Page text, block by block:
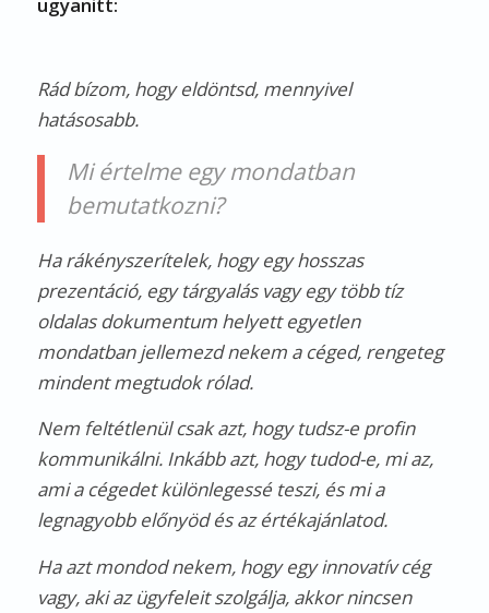
Rád bízom, hogy eldöntsd, mennyivel
hatásosabb.
Mi értelme egy mondatban
bemutatkozni?
Ha rákényszerítelek, hogy egy hosszas
prezentáció, egy tárgyalás vagy egy több tíz
oldalas dokumentum helyett egyetlen
mondatban jellemezd nekem a céged, rengeteg
mindent megtudok rólad.
Nem feltétlenül csak azt, hogy tudsz-e profin
kommunikálni. Inkább azt, hogy tudod-e, mi az,
ami a cégedet különlegessé teszi, és mi a
legnagyobb előnyöd és az értékajánlatod.
Ha azt mondod nekem, hogy egy innovatív cég
vagy, aki az ügyfeleit szolgálja, akkor nincsen